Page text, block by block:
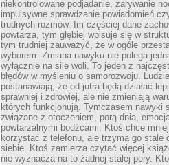
niekontrolowane podjadanie, zarywanie
impulsywne sprawdzanie powiadomień
trudnych rozmów. Im częściej dane
powtarza, tym głębiej wpisuje się w
tym trudniej zauważyć, że w ogóle
wyborem. Zmiana nawyku nie polega
wyłącznie na sile woli. To jeden z
błędów w myśleniu o samorozwoju. Ludzie
postanawiają, że od jutra będą działać
sprawniej i zdrowiej, ale nie zmieniają
których funkcjonują. Tymczasem nawyki
związane z otoczeniem, porą dnia,
powtarzalnymi bodźcami. Ktoś chce mniej
korzystać z telefonu, ale trzyma go stale
siebie. Ktoś zamierza czytać więcej
nie wyznacza na to żadnej stałej pory.